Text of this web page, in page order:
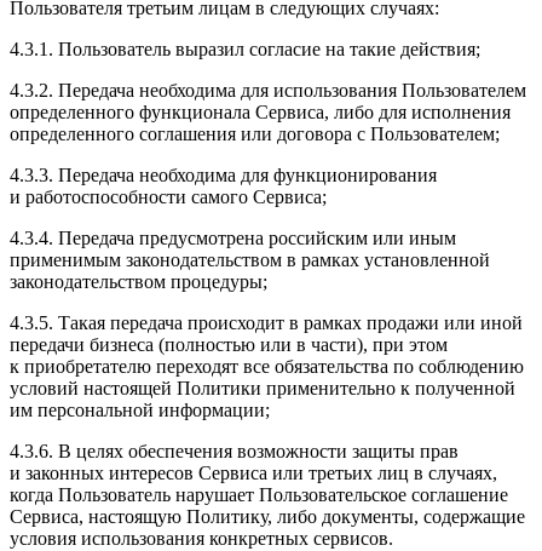
Пользователя третьим лицам в следующих случаях:
4.3.1. Пользователь выразил согласие на такие действия;
4.3.2. Передача необходима для использования Пользователем
определенного функционала Сервиса, либо для исполнения
определенного соглашения или договора с Пользователем;
4.3.3. Передача необходима для функционирования
и работоспособности самого Сервиса;
4.3.4. Передача предусмотрена российским или иным
применимым законодательством в рамках установленной
законодательством процедуры;
4.3.5. Такая передача происходит в рамках продажи или иной
передачи бизнеса (полностью или в части), при этом
к приобретателю переходят все обязательства по соблюдению
условий настоящей Политики применительно к полученной
им персональной информации;
4.3.6. В целях обеспечения возможности защиты прав
и законных интересов Сервиса или третьих лиц в случаях,
когда Пользователь нарушает Пользовательское соглашение
Сервиса, настоящую Политику, либо документы, содержащие
условия использования конкретных сервисов.